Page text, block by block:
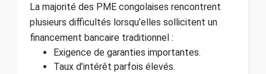
La majorité des PME congolaises rencontrent
plusieurs difficultés lorsqu’elles sollicitent un
financement bancaire traditionnel :
Exigence de garanties importantes.
Taux d’intérêt parfois élevés.